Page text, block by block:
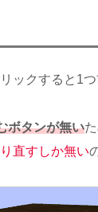
ックすると1
ボタンが無いた
直すしか無い